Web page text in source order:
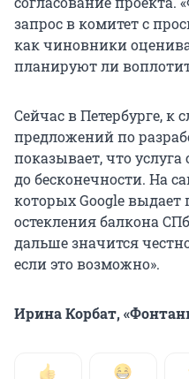
запрос в комитет с
как чиновники
планируют ли
Сейчас в Петербурге, к
предложений по
показывает, что
до бесконечности. На
которых Google выдает
остекления балкона
дальше значится
если это возможно».
Ирина Корбат,